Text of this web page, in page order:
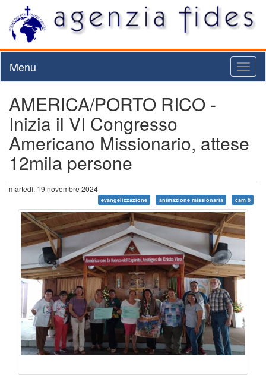
Menu
AMERICA/PORTO RICO -
Inizia il VI Congresso
Americano Missionario, attese
12mila persone
martedì, 19 novembre 2024
evangelizzazione animazione missionaria cam 6